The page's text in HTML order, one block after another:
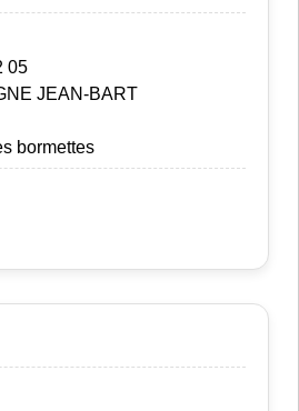
05
JEAN-BART
bormettes